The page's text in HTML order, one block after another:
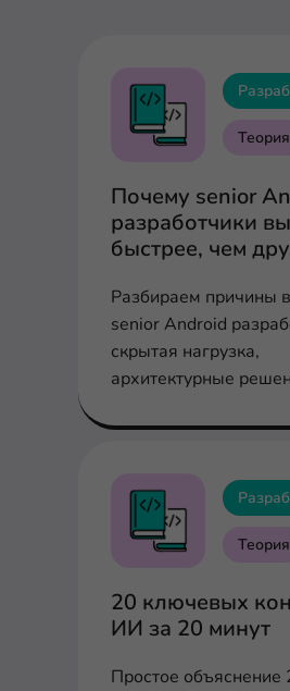
Теория
Почему senior
разработчики
быстрее, чем
Разбираем причины
senior Android
скрытая нагрузка,
архитектурные
Теория
20 ключевых
ИИ за 20 минут
Простое объяснение